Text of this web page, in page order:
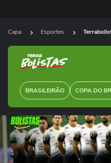
Capa Esportes
BRASILEIRÃO COPA DO
Ops!
Não foi possível